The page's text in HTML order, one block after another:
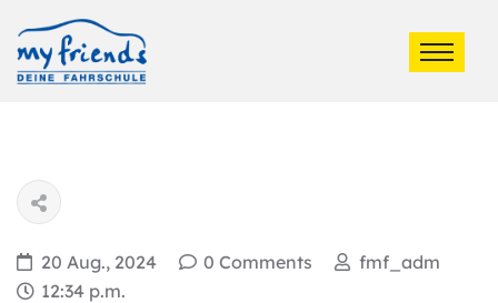
20 Aug., 2024 0 Comments
fmf_adm
12:34 p.m.